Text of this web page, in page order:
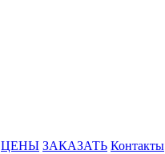
ЦЕНЫ ЗАКАЗАТЬ Контакты